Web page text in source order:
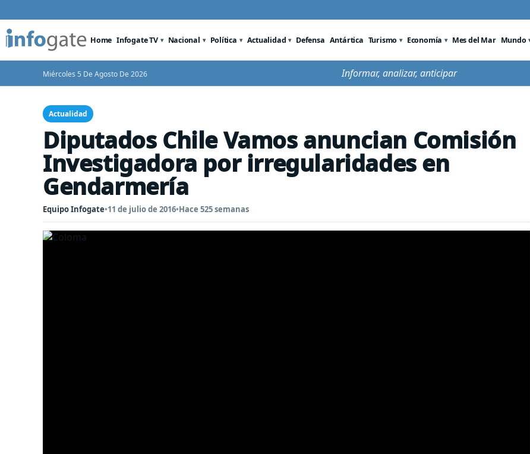
Home Infogate TV Nacional Política Actualidad Defensa Antártica Turismo Economía Mes del Mar Mundo
Miércoles 5 De Agosto De 2026 Informar, analizar, anticipar
Actualidad
Diputados Chile Vamos anuncian Comisión
Investigadora por irregularidades en
Gendarmería
Equipo Infogate•11 de julio de 2016•Hace 525 semanas